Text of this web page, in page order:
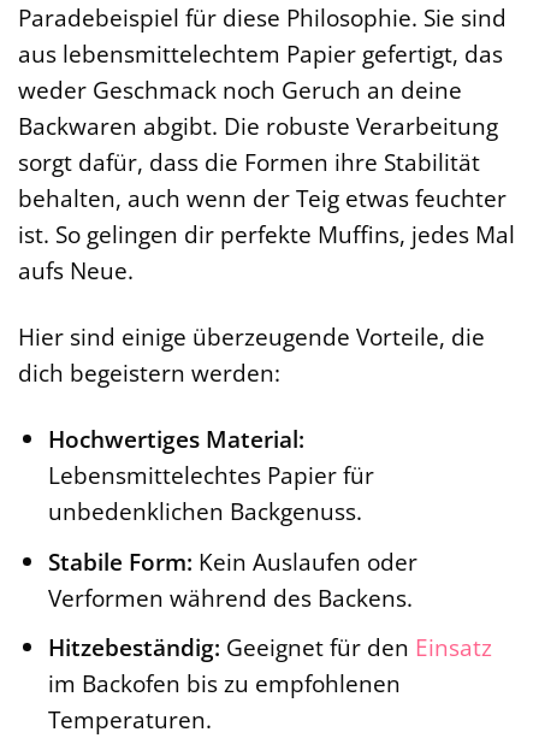
Paradebeispiel für diese Philosophie. Sie sind
aus lebensmittelechtem Papier gefertigt, das
weder Geschmack noch Geruch an deine
Backwaren abgibt. Die robuste Verarbeitung
sorgt dafür, dass die Formen ihre Stabilität
behalten, auch wenn der Teig etwas feuchter
ist. So gelingen dir perfekte Muffins, jedes Mal
aufs Neue.
Hier sind einige überzeugende Vorteile, die
dich begeistern werden:
Hochwertiges Material:
Lebensmittelechtes Papier für
unbedenklichen Backgenuss.
Stabile Form: Kein Auslaufen oder
Verformen während des Backens.
Hitzebeständig: Geeignet für den Einsatz
im Backofen bis zu empfohlenen
Temperaturen.